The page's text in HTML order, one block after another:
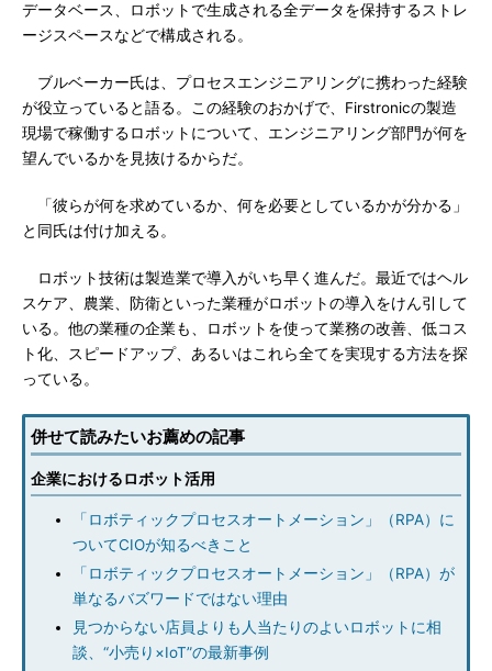
データベース、ロボットで生成される全データを保持するストレ
ージスペースなどで構成される。
ブルベーカー氏は、プロセスエンジニアリングに携わった経験
が役立っていると語る。この経験のおかげで、Firstronicの製造
現場で稼働するロボットについて、エンジニアリング部門が何を
望んでいるかを見抜けるからだ。
「彼らが何を求めているか、何を必要としているかが分かる」
と同氏は付け加える。
ロボット技術は製造業で導入がいち早く進んだ。最近ではヘル
スケア、農業、防衛といった業種がロボットの導入をけん引して
いる。他の業種の企業も、ロボットを使って業務の改善、低コス
ト化、スピードアップ、あるいはこれら全てを実現する方法を探
っている。
併せて読みたいお薦めの記事
企業におけるロボット活用
「ロボティックプロセスオートメーション」（RPA）に
ついてCIOが知るべきこと
「ロボティックプロセスオートメーション」（RPA）が
単なるバズワードではない理由
見つからない店員よりも人当たりのよいロボットに相
談、“小売り×IoT”の最新事例